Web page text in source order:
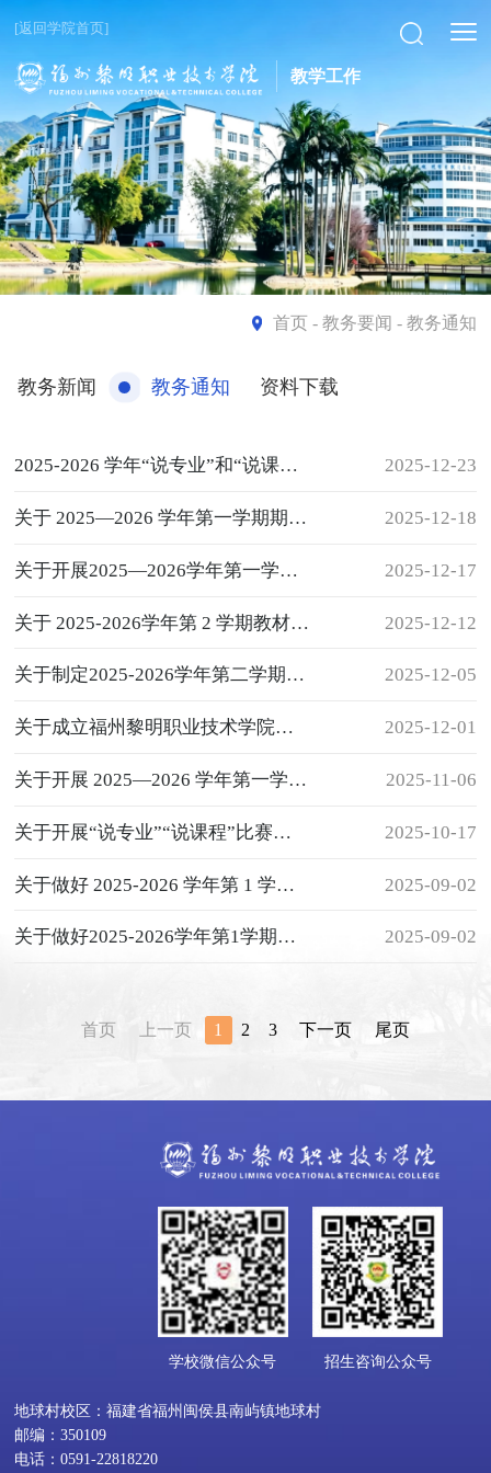
[返回学院首页]
教学工作
首页- 教务要闻 - 教务通知
教务新闻 教务通知 资料下载
2025-2026 学年“说专业”和“说课程”比赛结果公示 2025-12-23
关于 2025—2026 学年第一学期期末考核的通知 2025-12-18
关于开展2025—2026学年第一学期学生评教的通知 2025-12-17
关于 2025-2026学年第 2 学期教材选用与征订的通知 2025-12-12
关于制定2025-2026学年第二学期教学执行计划的通知 2025-12-05
关于成立福州黎明职业技术学院教材选用委员会的通知 2025-12-01
关于开展 2025—2026 学年第一学期期中（阶段性）考核的通知 2025-11-06
关于开展“说专业”“说课程”比赛的通知 2025-10-17
关于做好 2025-2026 学年第 1 学期教材发放工作的通知 2025-09-02
关于做好2025-2026学年第1学期教材缴费工作的通知 2025-09-02
首页 上一页 1 2 3 下一页 尾页
学校微信公众号 招生咨询公众号
地球村校区：福建省福州闽侯县南屿镇地球村
邮编：350109
电话：0591-22818220